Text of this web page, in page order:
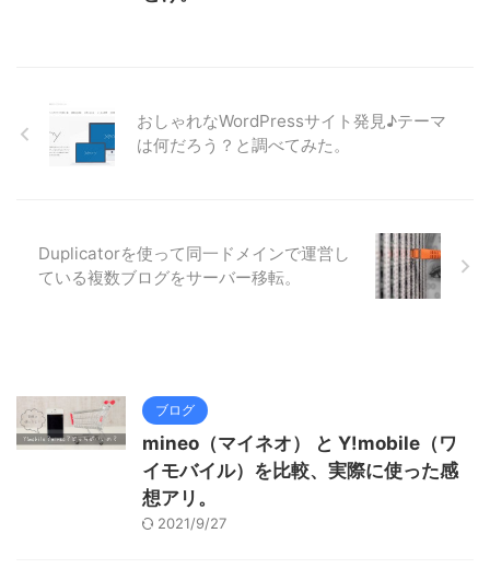
おしゃれなWordPressサイト発見♪テーマ
は何だろう？と調べてみた。
Duplicatorを使って同一ドメインで運営し
ている複数ブログをサーバー移転。
ブログ
mineo（マイネオ） と Y!mobile（ワ
イモバイル）を比較、実際に使った感
想アリ。
2021/9/27